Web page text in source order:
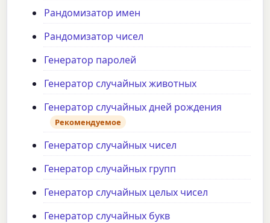
Рандомизатор имен
Рандомизатор чисел
Генератор паролей
Генератор случайных животных
Генератор случайных дней рождения
Рекомендуемое
Генератор случайных чисел
Генератор случайных групп
Генератор случайных целых чисел
Генератор случайных букв